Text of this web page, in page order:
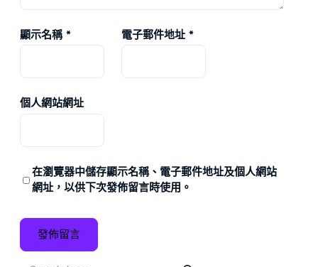
顯示名稱 * 電子郵件地址 *
個人網站網址
在瀏覽器中儲存顯示名稱、電子郵件地址及個人網站
網址，以供下次發佈留言時使用。